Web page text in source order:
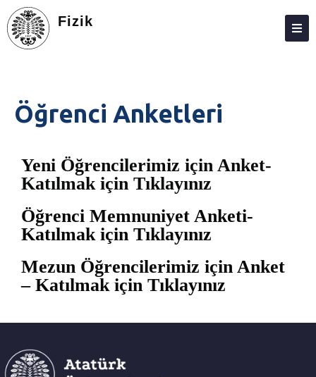
Fizik
LISANS
ARAŞTIRMA
ADAY ÖĞRENCILER
ÖĞRENCI ANKETLERI
FEDEK
Öğrenci Anketleri
Yeni Öğrencilerimiz için Anket-
Katılmak için Tıklayınız
Öğrenci Memnuniyet Anketi-
Katılmak için Tıklayınız
Mezun Öğrencilerimiz için Anket
– Katılmak için Tıklayınız